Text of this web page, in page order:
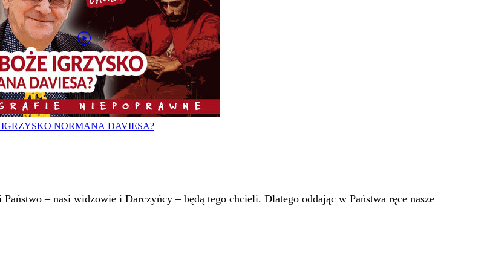
NORMANA DAVIESA?
– nasi widzowie i Darczyńcy – będą tego chcieli. Dlatego oddając w Państwa ręce nasze